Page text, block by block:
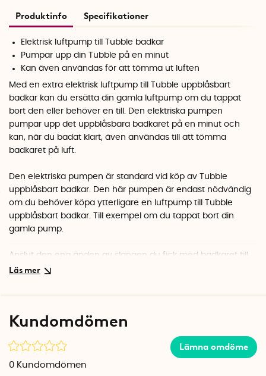
Produktinfo Specifikationer
Elektrisk luftpump till Tubble badkar
Pumpar upp din Tubble på en minut
Kan även användas för att tömma ut luften
Med en extra elektrisk luftpump till Tubble uppblåsbart
badkar kan du ersätta din gamla luftpump om du tappat
bort den eller behöver en till. Den elektriska pumpen
pumpar upp det uppblåsbara badkaret på en minut och
kan, när du badat klart, även användas till att tömma
badkaret på luft.
Den elektriska pumpen är standard vid köp av Tubble
uppblåsbart badkar. Den här pumpen är endast nödvändig
om du behöver köpa ytterligare en luftpump till Tubble
uppblåsbart badkar. Till exempel om du tappat bort din
gamla pump.
Anslut den ena änden av slangen du fick med badkaret till
den elektriska luftpumpen. Koppla slangen till ventilen märkt
uppblåsbara badkar att fyllas med luft. Stäng av pumpen
För att tömma badet på luft ansluter du slangarna på nytt till
Kundomdömen
Lämna omdöme
0 Kundomdömen